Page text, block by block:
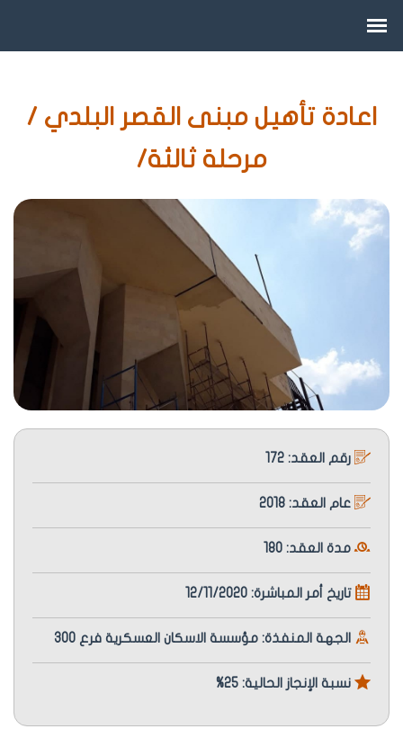
اعادة تأهيل مبنى القصر البلدي /
مرحلة ثالثة/
رقم العقد: 172
عام العقد: 2018
مدة العقد: 180
تاريخ أمر المباشرة: 12/11/2020
الجهة المنفذة: مؤسسة الاسكان العسكرية فرع 300
نسبة الإنجاز الحالية: 25%